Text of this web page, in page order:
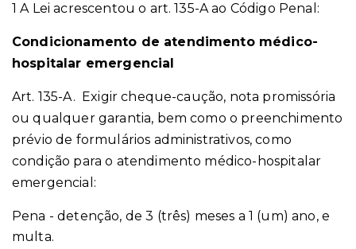
1 A Lei acrescentou o art. 135-A ao Código Penal:
Condicionamento de atendimento médico-
hospitalar emergencial
Art. 135-A. Exigir cheque-caução, nota promissória
ou qualquer garantia, bem como o preenchimento
prévio de formulários administrativos, como
condição para o atendimento médico-hospitalar
emergencial:
Pena - detenção, de 3 (três) meses a 1 (um) ano, e
multa.